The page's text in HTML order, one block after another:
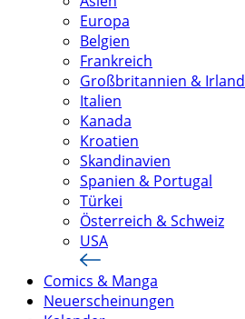
Europa
Belgien
Frankreich
Großbritannien & Irland
Italien
Kanada
Kroatien
Skandinavien
Spanien & Portugal
Türkei
Österreich & Schweiz
USA
Comics & Manga
Neuerscheinungen